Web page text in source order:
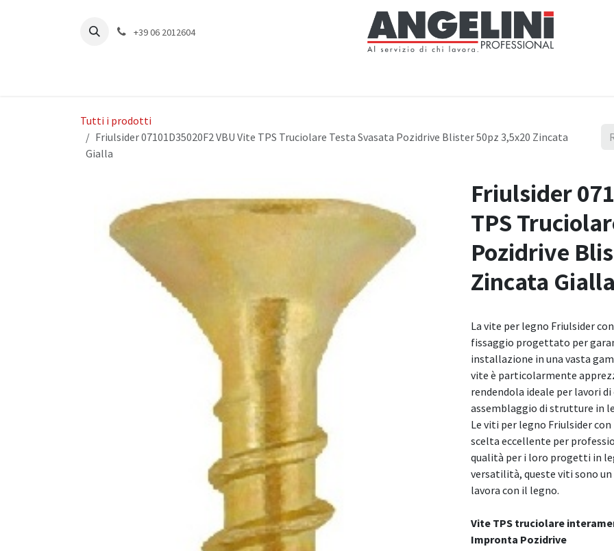
+39 06 2012604
Tutti i prodotti
Friulsider 07101D35020F2 VBU Vite TPS Truciolare Testa Svasata Pozidrive Blister 50pz 3,5x20 Zincata
Gialla
Friulsider
TPS
Pozidrive
Zincata
La vite per legno Friulsider
fissaggio progettato per
installazione in una vasta
vite è particolarmente
rendendola ideale per lavori
assemblaggio di strutture in
Le viti per legno Friulsider
scelta eccellente per
qualità per i loro progetti in
versatilità, queste viti sono
lavora con il legno.
Vite TPS truciolare
Impronta Pozidrive